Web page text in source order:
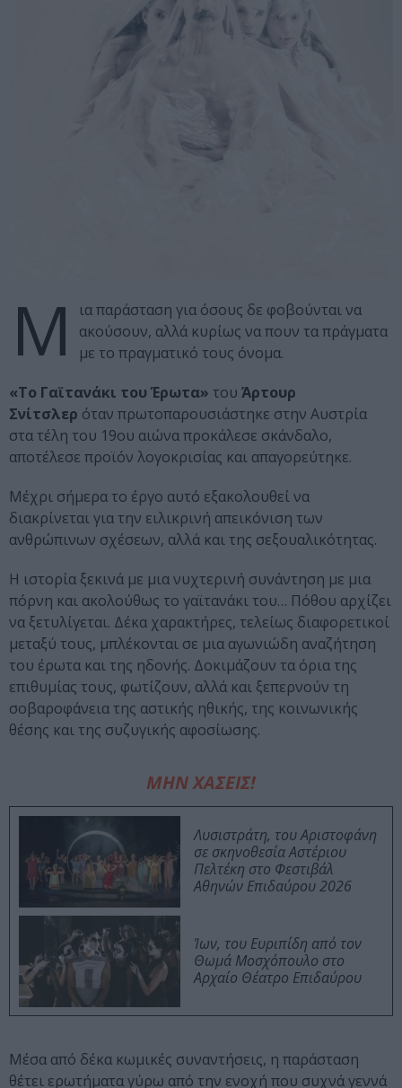
Μ
ια παράσταση για όσους δε φοβούνται να
ακούσουν, αλλά κυρίως να πουν τα πράγματα
με το πραγματικό τους όνομα.
«Το Γαϊτανάκι του Έρωτα» του Άρτουρ
Σνίτσλερ όταν πρωτοπαρουσιάστηκε στην Αυστρία
στα τέλη του 19ου αιώνα προκάλεσε σκάνδαλο,
αποτέλεσε προϊόν λογοκρισίας και απαγορεύτηκε.
Μέχρι σήμερα το έργο αυτό εξακολουθεί να
διακρίνεται για την ειλικρινή απεικόνιση των
ανθρώπινων σχέσεων, αλλά και της σεξουαλικότητας.
Η ιστορία ξεκινά με μια νυχτερινή συνάντηση με μια
πόρνη και ακολούθως το γαϊτανάκι του… Πόθου αρχίζει
να ξετυλίγεται. Δέκα χαρακτήρες, τελείως διαφορετικοί
μεταξύ τους, μπλέκονται σε μια αγωνιώδη αναζήτηση
του έρωτα και της ηδονής. Δοκιμάζουν τα όρια της
επιθυμίας τους, φωτίζουν, αλλά και ξεπερνούν τη
σοβαροφάνεια της αστικής ηθικής, της κοινωνικής
θέσης και της συζυγικής αφοσίωσης.
ΜΗΝ ΧΑΣΕΙΣ!
Λυσιστράτη, του Αριστοφάνη
σε σκηνοθεσία Αστέριου
Πελτέκη στο Φεστιβάλ
Αθηνών Επιδαύρου 2026
Ίων, του Ευριπίδη από τον
Θωμά Μοσχόπουλο στο
Αρχαίο Θέατρο Επιδαύρου
Μέσα από δέκα κωμικές συναντήσεις, η παράσταση
θέτει ερωτήματα γύρω από την ενοχή που συχνά γεννά